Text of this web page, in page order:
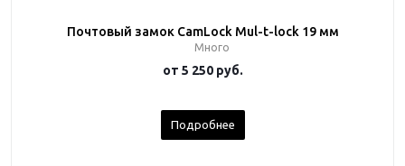
Почтовый замок CamLock Mul-t-lock 19 мм
Много
от 5 250 руб.
Подробнее